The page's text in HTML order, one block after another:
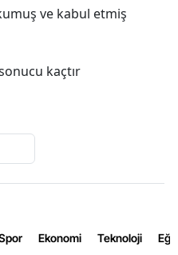
ve kabul etmiş
kaçtır
Ekonomi Teknoloji